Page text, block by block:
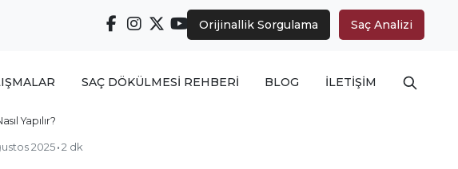
Orijinallik Sorgulama Saç Analizi
SAÇ DÖKÜLMESİ REHBERİ BLOG İLETİŞİM Arama
Yapılır?
2025 ·2 dk